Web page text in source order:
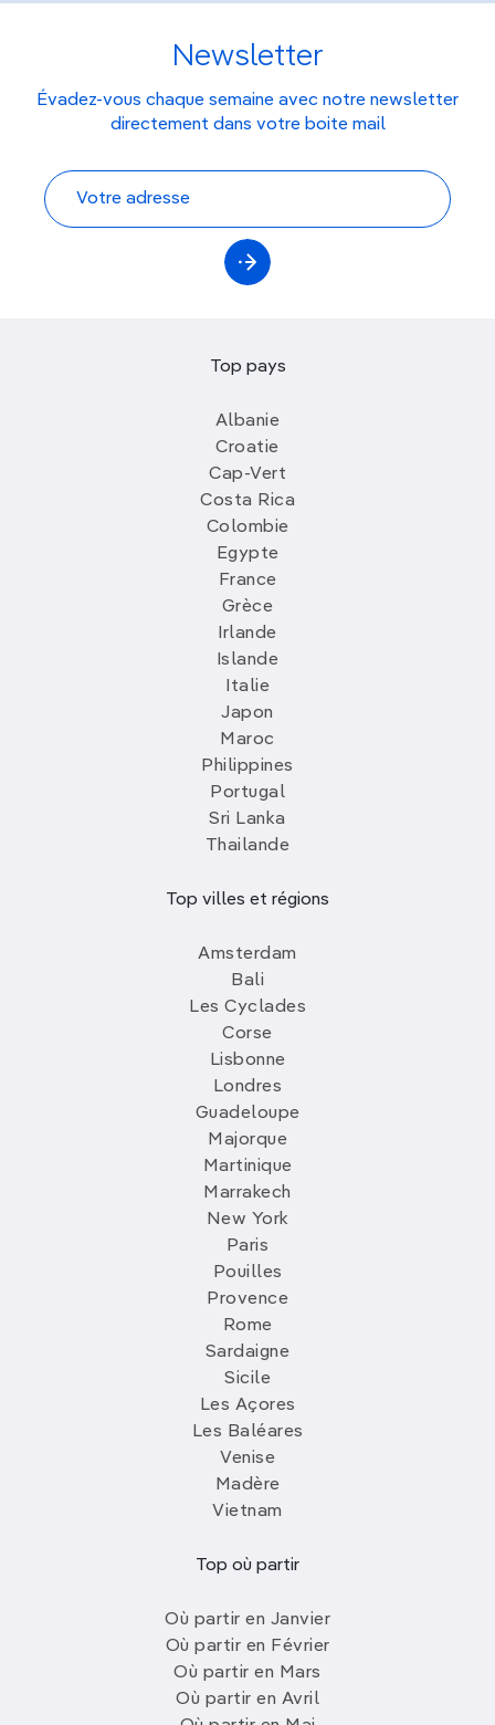
Newsletter
Évadez-vous chaque semaine avec notre newsletter
directement dans votre boite mail
Top pays
Albanie
Croatie
Cap-Vert
Costa Rica
Colombie
Egypte
France
Grèce
Irlande
Islande
Italie
Japon
Maroc
Philippines
Portugal
Sri Lanka
Thailande
Top villes et régions
Amsterdam
Bali
Les Cyclades
Corse
Lisbonne
Londres
Guadeloupe
Majorque
Martinique
Marrakech
New York
Paris
Pouilles
Provence
Rome
Sardaigne
Sicile
Les Açores
Les Baléares
Venise
Madère
Vietnam
Top où partir
Où partir en Janvier
Où partir en Février
Où partir en Mars
Où partir en Avril